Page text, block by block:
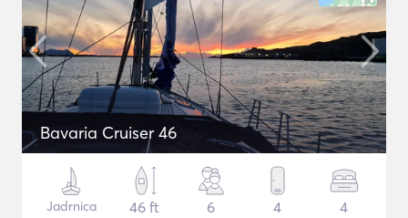
Bavaria Cruiser 46
Jadrnica
46 ft
6 4 4